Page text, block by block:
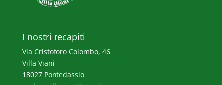
I nostri recapiti
Via Cristoforo Colombo, 46
Villa Viani
18027 Pontedassio